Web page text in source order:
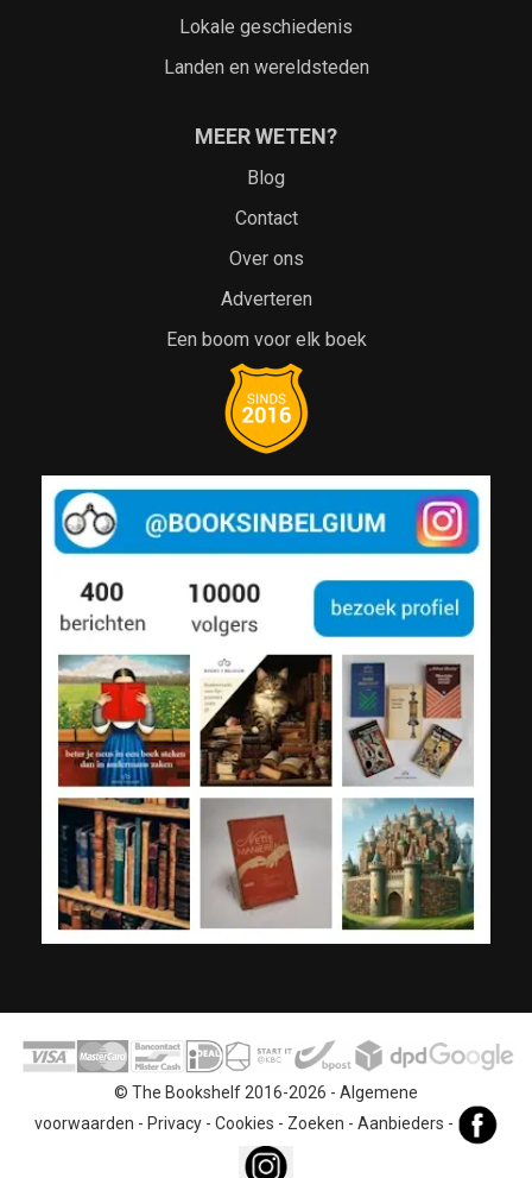
Lokale geschiedenis
Landen en wereldsteden
MEER WETEN?
Blog
Contact
Over ons
Adverteren
Een boom voor elk boek
© The Bookshelf 2016-2026 - Algemene
voorwaarden - Privacy- Cookies - Zoeken - Aanbieders -